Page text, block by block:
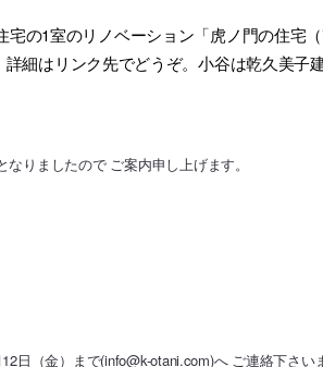
宅の1室のリノベーション「虎ノ門の住宅
細はリンク先でどうぞ。小谷は乾久美子
りましたので ご案内申し上げます。
日（金）まで(info@k-otani.com)へ ご連絡下さい